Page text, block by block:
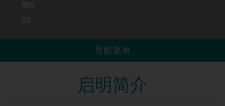
导航菜单
启明简介